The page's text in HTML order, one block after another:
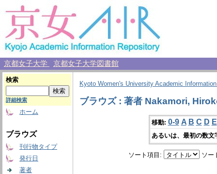
京都女子大学 京都女子大学図書館
検索
詳細検索
ホーム
ブラウズ
刊行物タイプ
発行日
著者
Kyoto Women's University Academic
ブラウズ : 著者 Nakamori,
移動: 0-9 A B C D E
あるいは、最初の数
ソート項目: ソー